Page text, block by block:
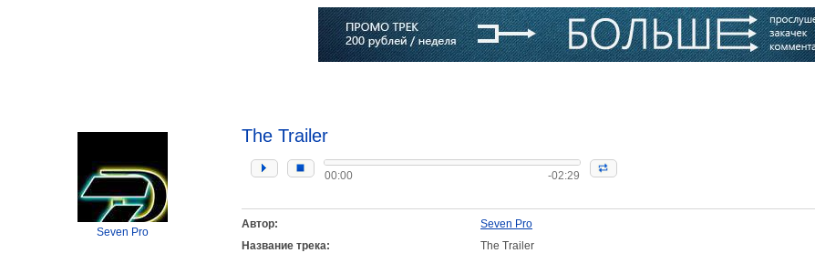
Seven Pro
The Trailer
00:00 -02:29
Автор:
Seven Pro
Название трека:
The Trailer